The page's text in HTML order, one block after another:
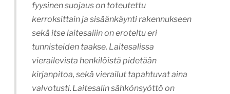
fyysinen suojaus on toteutettu
kerroksittain ja sisäänkäynti rakennukseen
sekä itse laitesaliin on eroteltu eri
tunnisteiden taakse. Laitesalissa
vierailevista henkilöistä pidetään
kirjanpitoa, sekä vierailut tapahtuvat aina
valvotusti. Laitesalin sähkönsyöttö on